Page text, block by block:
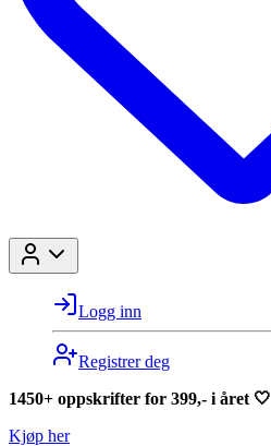
Logg inn
Registrer deg
1450+ oppskrifter for 399,- i året 🤍
Kjøp her